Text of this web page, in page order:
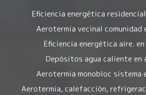
Eficiencia energética
Aerotermia vecinal comunidad
Eficiencia energética aire.
Depósitos agua caliente en
Aerotermia monobloc sistema
Aerotermia, calefacción,